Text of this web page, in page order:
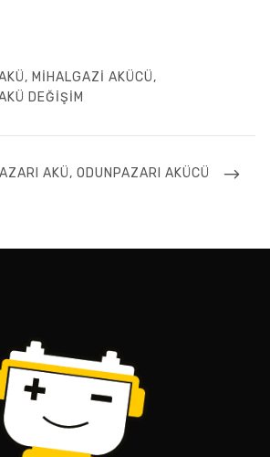
MIHALGAZI AKÜCÜ,
DEĞIŞIM
AKÜ, ODUNPAZARI AKÜCÜ